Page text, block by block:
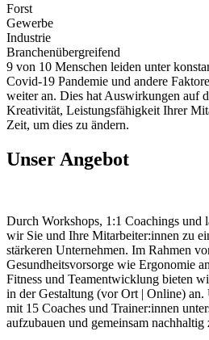
Forst
Gewerbe
Industrie
Branchenübergreifend
9 von 10 Menschen leiden unter
Covid-19 Pandemie und andere
weiter an. Dies hat Auswirkungen auf
Kreativität, Leistungsfähigkeit Ihrer
Zeit, um dies zu ändern.
Unser Angebot
Durch Workshops, 1:1 Coachings und
wir Sie und Ihre Mitarbeiter:innen zu
stärkeren Unternehmen. Im Rahmen
Gesundheitsvorsorge wie Ergonomie
Fitness und Teamentwicklung bieten
in der Gestaltung (vor Ort | Online) an.
mit 15 Coaches und Trainer:innen
aufzubauen und gemeinsam nachhaltig